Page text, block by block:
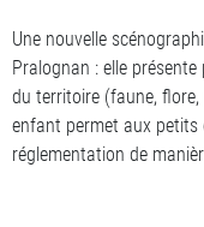
Une nouvelle
Pralognan : elle
du territoire (faune,
enfant permet aux
réglementation de